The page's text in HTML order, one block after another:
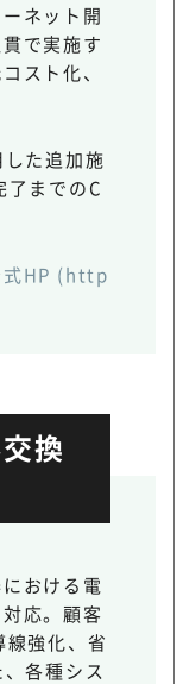
ネット開
で実施す
スト化、
た追加施
了までのC
公式HP (https://
換
おける電
応。顧客
強化、省
各種シス